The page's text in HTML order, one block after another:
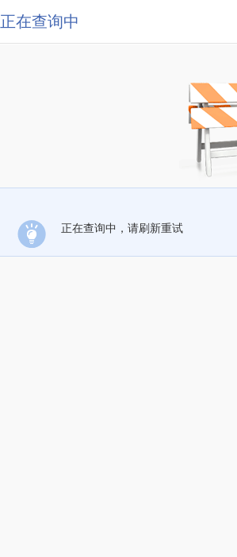
正在查询中
正在查询中，请刷新重试